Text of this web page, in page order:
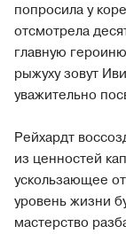
попросила у
отсмотрела
главную
рыжуху зовут
уважительно
Рейхардт
из ценностей
ускользающее
уровень жизни
мастерство